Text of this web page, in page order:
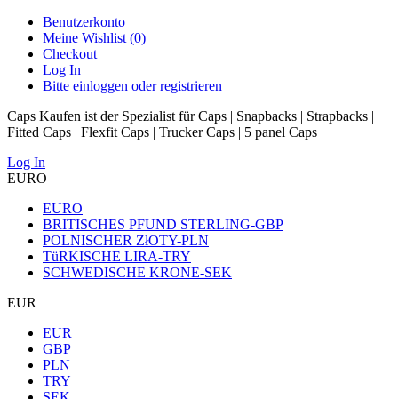
Benutzerkonto
Meine Wishlist (0)
Checkout
Log In
Bitte einloggen oder registrieren
Caps Kaufen ist der Spezialist für Caps | Snapbacks | Strapbacks |
Fitted Caps | Flexfit Caps | Trucker Caps | 5 panel Caps
Log In
EURO
EURO
BRITISCHES PFUND STERLING-GBP
POLNISCHER ZłOTY-PLN
TüRKISCHE LIRA-TRY
SCHWEDISCHE KRONE-SEK
EUR
EUR
GBP
PLN
TRY